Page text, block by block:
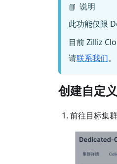
📘 说明
此功能仅限
目前 Zilliz
请联系我们。
创建自定
前往目标集